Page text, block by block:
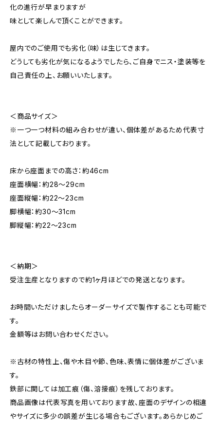
化の進行が早まりますが
味として楽しんで頂くことができます。
屋内でのご使用でも劣化（味）は生じてきます。
どうしても劣化が気になるようでしたら、ご自身でニス・塗装等を
自己責任の上、お願いいたします。
＜商品サイズ＞
※一つ一つ材料の組み合わせが違い、個体差があるため代表寸
法として記載しております。
床から座面までの高さ：約46cm
座面横幅：約28～29cm
座面縦幅：約22～23cm
脚横幅：約30～31cm
脚縦幅：約22～23cm
＜納期＞
受注生産となりますので約1ヶ月ほどでの発送となります。
お時間いただけましたらオーダーサイズで製作することも可能で
す。
金額等はお問い合わせください。
※古材の特性上、傷や木目や節、色味、表情に個体差がございま
す。
鉄部に関しては加工痕（傷、溶接痕）を残しております。
商品画像は代表写真を用いております故、座面のデザインの相違
やサイズに多少の誤差が生じる場合もございます。あらかじめご